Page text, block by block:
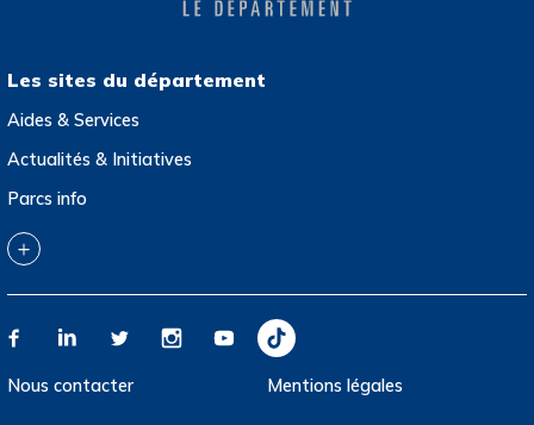
Les sites du département
Aides & Services
Actualités & Initiatives
Parcs info
Collection départementale d’art contemporain
Atlas de l’architecture et du patrimoine
Jeux olympiques et paralympiques de Paris 2024
Multitude, Biennale interculturelle
Nous contacter Mentions légales